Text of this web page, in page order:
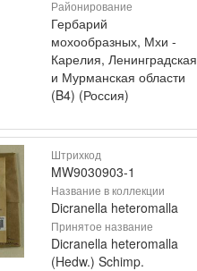
Районирование
Гербарий
мохообразных, Мхи -
Карелия, Ленинградская
и Мурманская области
(B4) (Россия)
Штрихкод
MW9030903-1
Название в коллекции
Dicranella heteromalla
Принятое название
Dicranella heteromalla
(Hedw.) Schimp.